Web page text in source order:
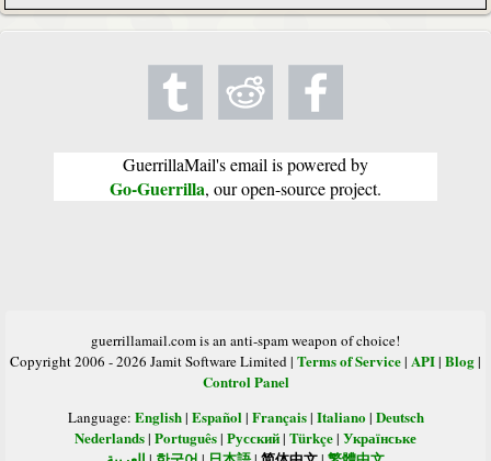
GuerrillaMail's email is powered by
Go-Guerrilla, our open-source project.
guerrillamail.com is an anti-spam weapon of choice!
Copyright 2006 - 2026 Jamit Software Limited | Terms of Service| API| Blog|
Control Panel
Language: English| Español | Français| Italiano | Deutsch
Nederlands| Português| Русский| Türkçe| Українське